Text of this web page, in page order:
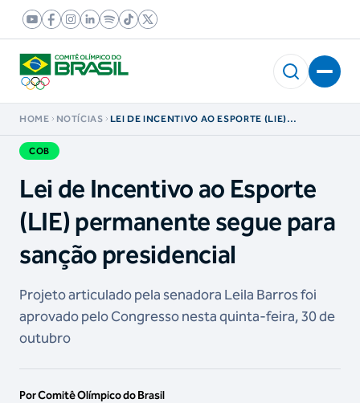
HOME NOTÍCIAS
LEI DE INCENTIVO AO ESPORTE (LIE)
COB
Lei de Incentivo ao Esporte
(LIE) permanente segue para
sanção presidencial
Projeto articulado pela senadora Leila Barros foi
aprovado pelo Congresso nesta quinta-feira, 30 de
outubro
Por Comitê Olímpico do Brasil